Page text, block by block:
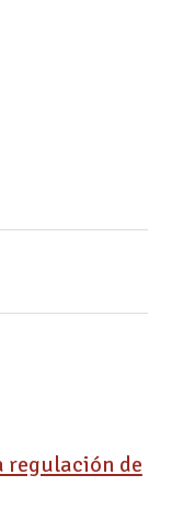
regulación de